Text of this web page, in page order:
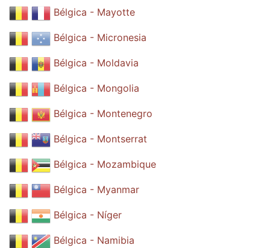
Bélgica - Mayotte
Bélgica - Micronesia
Bélgica - Moldavia
Bélgica - Mongolia
Bélgica - Montenegro
Bélgica - Montserrat
Bélgica - Mozambique
Bélgica - Myanmar
Bélgica - Níger
Bélgica - Namibia